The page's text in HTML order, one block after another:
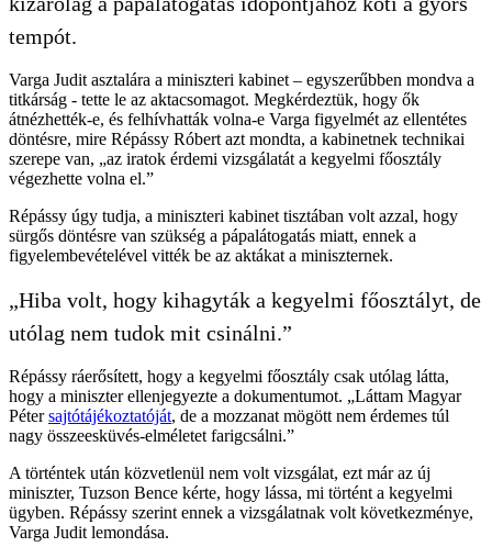
tempót.
Varga Judit asztalára a miniszteri kabinet – egyszerűbben mondva a
titkárság - tette le az aktacsomagot. Megkérdeztük, hogy ők
átnézhették-e, és felhívhatták volna-e Varga figyelmét az ellentétes
döntésre, mire Répássy Róbert azt mondta, a kabinetnek technikai
szerepe van, „az iratok érdemi vizsgálatát a kegyelmi főosztály
végezhette volna el.”
Répássy úgy tudja, a miniszteri kabinet tisztában volt azzal, hogy
sürgős döntésre van szükség a pápalátogatás miatt, ennek a
figyelembevételével vitték be az aktákat a miniszternek.
„Hiba volt, hogy kihagyták a kegyelmi főosztályt, de
utólag nem tudok mit csinálni.”
Répássy ráerősített, hogy a kegyelmi főosztály csak utólag látta,
hogy a miniszter ellenjegyezte a dokumentumot. „Láttam Magyar
Pétersajtótájékoztatóját, de a mozzanat mögött nem érdemes túl
nagy összeesküvés-elméletet farigcsálni.”
A történtek után közvetlenül nem volt vizsgálat, ezt már az új
miniszter, Tuzson Bence kérte, hogy lássa, mi történt a kegyelmi
ügyben. Répássy szerint ennek a vizsgálatnak volt következménye,
Varga Judit lemondása.